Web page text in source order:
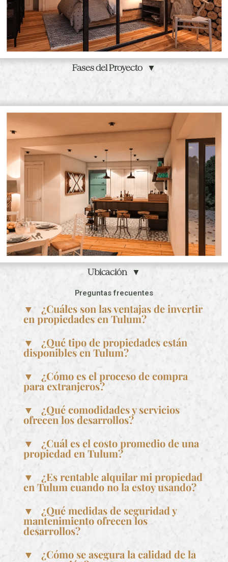
Fases del Proyecto ▼
Ubicación ▼
Preguntas frecuentes
▼ ¿Cuáles son las ventajas de invertir
en propiedades en Tulum?
▼ ¿Qué tipo de propiedades están
disponibles en Tulum?
▼ ¿Cómo es el proceso de compra
para extranjeros?
▼ ¿Qué comodidades y servicios
ofrecen los desarrollos?
▼ ¿Cuál es el costo promedio de una
propiedad en Tulum?
▼ ¿Es rentable alquilar mi propiedad
en Tulum cuando no la estoy usando?
▼ ¿Qué medidas de seguridad y
mantenimiento ofrecen los
desarrollos?
▼ ¿Cómo se asegura la calidad de la